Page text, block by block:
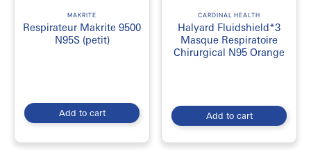
MAKRITE
Respirateur Makrite 9500
N95S (petit)
Add to cart
CARDINAL HEALTH
Halyard Fluidshield*3
Masque Respiratoire
Chirurgical N95 Orange
Add to cart